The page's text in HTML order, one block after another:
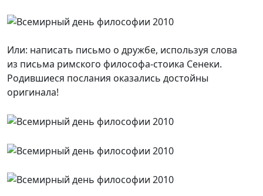
Или: написать письмо о дружбе, используя слова
из письма римского философа-стоика Сенеки.
Родившиеся послания оказались достойны
оригинала!